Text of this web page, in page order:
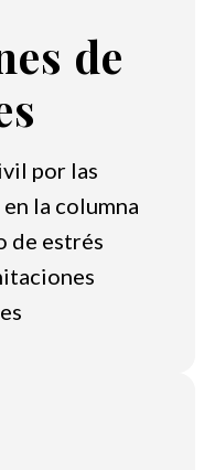
de
por las
la columna
de estrés